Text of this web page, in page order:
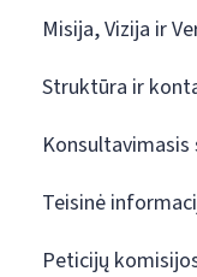
Misija, Vizija ir
Struktūra ir
Konsultavimasis
Teisinė
Peticijų